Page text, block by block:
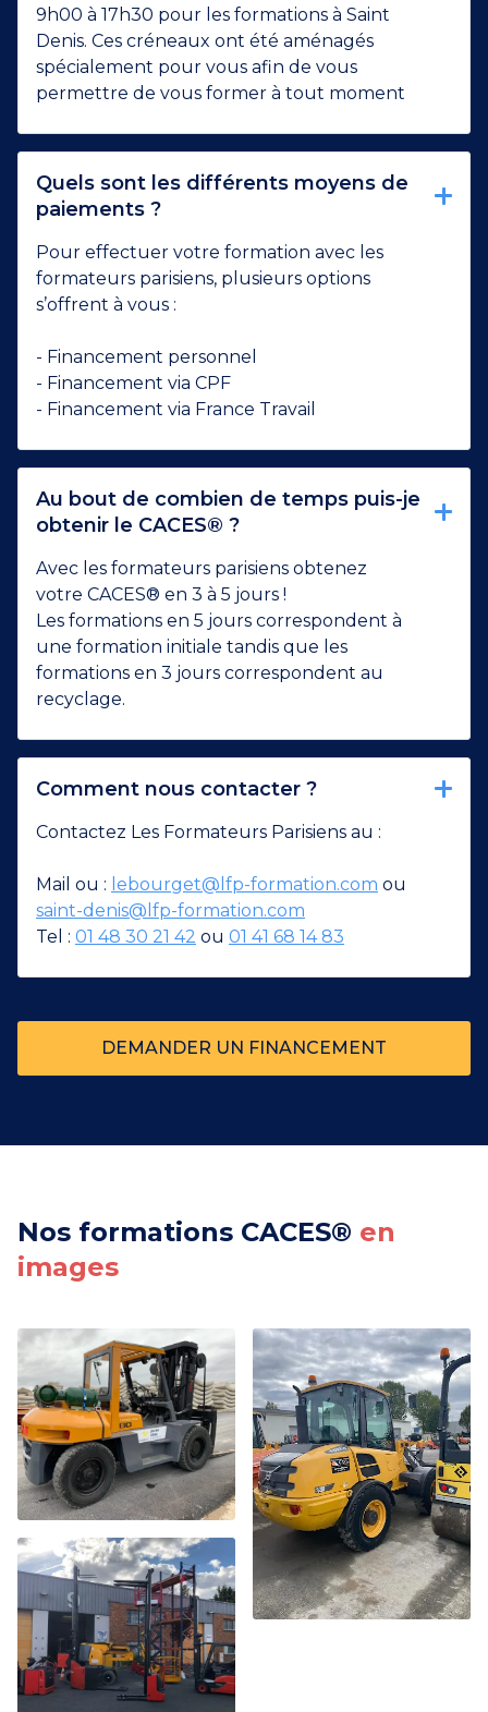
9h00 à 17h30 pour les formations à Saint
Denis. Ces créneaux ont été aménagés
spécialement pour vous afin de vous
permettre de vous former à tout moment
Quels sont les différents moyens de
paiements ?
Pour effectuer votre formation avec les
formateurs parisiens, plusieurs options
s’offrent à vous :
- Financement personnel
- Financement via CPF
- Financement via France Travail
Au bout de combien de temps puis-je
obtenir le CACES® ?
Avec les formateurs parisiens obtenez
votre CACES® en 3 à 5 jours !
Les formations en 5 jours correspondent à
une formation initiale tandis que les
formations en 3 jours correspondent au
recyclage.
Comment nous contacter ?
Contactez Les Formateurs Parisiens au :
Mail ou : lebourget@lfp-formation.com ou
saint-denis@lfp-formation.com
Tel : 01 48 30 21 42 ou 01 41 68 14 83
DEMANDER UN FINANCEMENT
Nos formations CACES® en
images